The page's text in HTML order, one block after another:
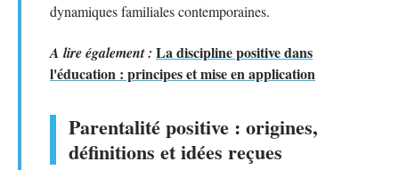
dynamiques familiales contemporaines.
A lire également : La discipline positive dans
l'éducation : principes et mise en application
Parentalité positive : origines,
définitions et idées reçues